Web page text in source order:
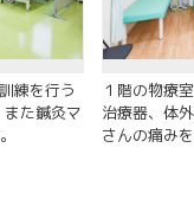
練を行う
た鍼灸マ
１階の物療
治療器、体
さんの痛み